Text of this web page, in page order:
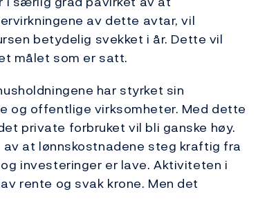
av dette avtar, vil
betydelig svekket i år. Dette vil
målet som er satt.
har styrket sin
og offentlige virksomheter. Med dette
private forbruket vil bli ganske høy.
at lønnskostnadene steg kraftig fra
investeringer er lave. Aktiviteten i
rente og svak krone. Men det